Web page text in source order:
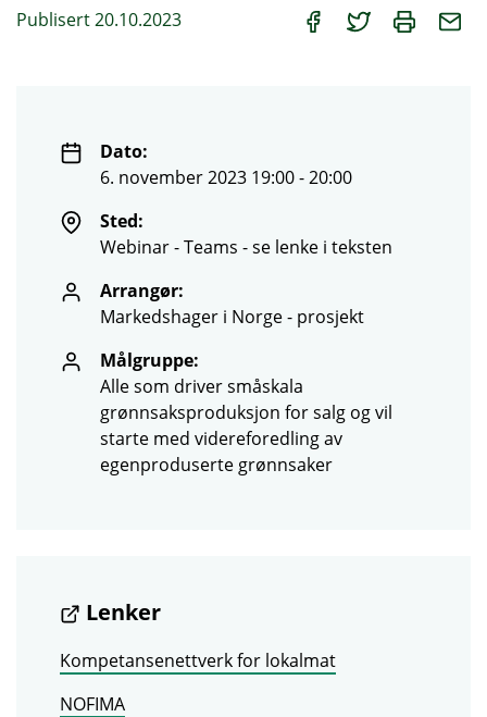
Publisert 20.10.2023
Dato:
6. november 2023 19:00 - 20:00
Sted:
Webinar - Teams - se lenke i teksten
Arrangør:
Markedshager i Norge - prosjekt
Målgruppe:
Alle som driver småskala
grønnsaksproduksjon for salg og vil
starte med videreforedling av
egenproduserte grønnsaker
Lenker
Kompetansenettverk for lokalmat
NOFIMA